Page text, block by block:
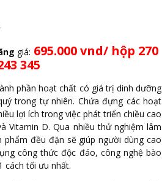
giá: 695.000 vnd/ hộp 270
345
phần hoạt chất có giá trị dinh dưỡng
trong tự nhiên. Chứa đựng các hoạt
lợi ích trong việc phát triển chiều cao
Vitamin D. Qua nhiều thử nghiệm lâm
đều đặn sẽ giúp người dùng cao
công thức độc đáo, công nghệ bào
cách tối ưu nhất.